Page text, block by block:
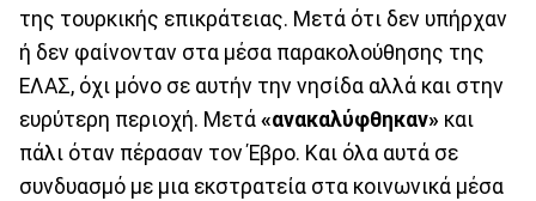
της τουρκικής επικράτειας. Μετά ότι δεν υπήρχαν
ή δεν φαίνονταν στα μέσα παρακολούθησης της
ΕΛΑΣ, όχι μόνο σε αυτήν την νησίδα αλλά και στην
ευρύτερη περιοχή. Μετά «ανακαλύφθηκαν» και
πάλι όταν πέρασαν τον Έβρο. Και όλα αυτά σε
συνδυασμό με μια εκστρατεία στα κοινωνικά μέσα